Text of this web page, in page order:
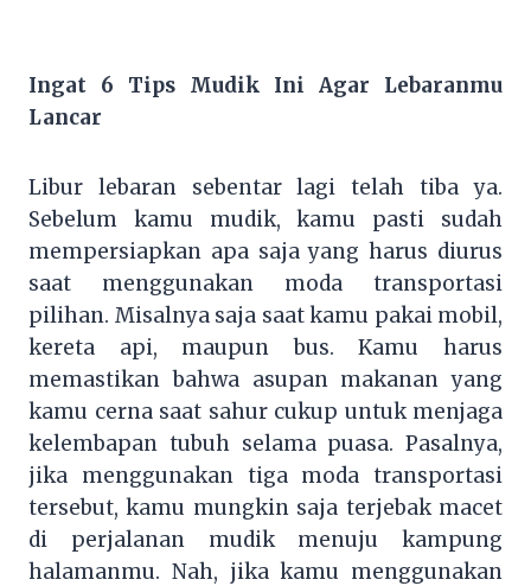
Ingat 6 Tips Mudik Ini Agar Lebaranmu
Lancar
Libur lebaran sebentar lagi telah tiba ya.
Sebelum kamu mudik, kamu pasti sudah
mempersiapkan apa saja yang harus diurus
saat menggunakan moda transportasi
pilihan. Misalnya saja saat kamu pakai mobil,
kereta api, maupun bus. Kamu harus
memastikan bahwa asupan makanan yang
kamu cerna saat sahur cukup untuk menjaga
kelembapan tubuh selama puasa. Pasalnya,
jika menggunakan tiga moda transportasi
tersebut, kamu mungkin saja terjebak macet
di perjalanan mudik menuju kampung
halamanmu. Nah, jika kamu menggunakan